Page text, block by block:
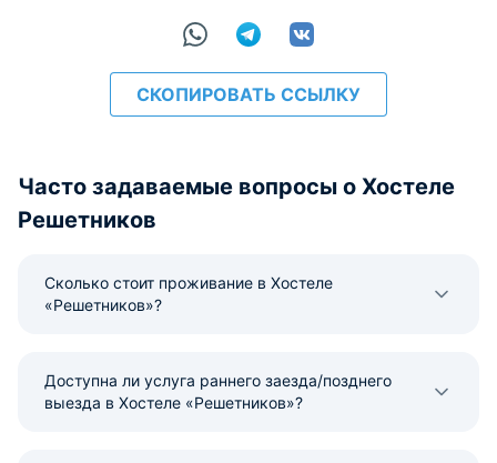
СКОПИРОВАТЬ ССЫЛКУ
Часто задаваемые вопросы о Хостеле
Решетников
Сколько стоит проживание в Хостеле
«Решетников»?
Доступна ли услуга раннего заезда/позднего
выезда в Хостеле «Решетников»?